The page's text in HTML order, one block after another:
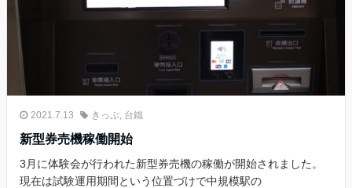
2021.7.13 きっぷ 台鐵
新型券売機稼働開始
3月に体験会が行われた新型券売機の稼働が開始されました。
現在は試験運用期間という位置づけで中規模駅の